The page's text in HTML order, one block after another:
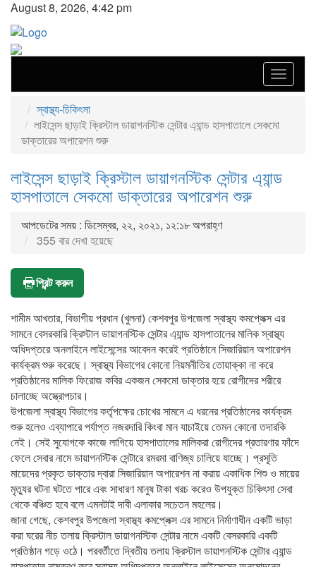
August 8, 2026, 4:42 pm
Toggle
স্বাস্থ্য-চিকিৎসা
লাইসেন্স ছাড়াই ক্রিস্টাল ডায়াগনস্টিক সেন্টার এ্যান্ড হাসপাতালে সেকমো
ডাক্তারের অপারেশন শুরু
লাইসেন্স ছাড়াই ক্রিস্টাল ডায়াগনস্টিক সেন্টার এ্যান্ড
হাসপাতালে সেকমো ডাক্তারের অপারেশন শুরু
আপডেটের সময় : ডিসেম্বর, ২২, ২০২১, ১২:১৮ অপরাহ্ণ
355 বার দেখা হয়েছে
প্রিন্ট করুন
শামীম আখতার, বিভাগীয় প্রধান (খুলনা) কেশবপুর উপজেলা স্বাস্থ্য কমপ্লেক্স এর
সামনে বেসরকারি ক্রিস্টাল ডায়াগনস্টিক সেন্টার এ্যান্ড হাসপাতালের মালিক স্বাস্থ্য
অধিদপ্তরে অনলাইনে লাইসেন্সের আবেদন করেই প্রতিষ্ঠানে সিজারিয়ান অপারেশন
কার্যক্রম শুরু করেছে। স্বাস্থ্য বিভাগের কোনো নিয়মনীতির তোয়াক্কা না করে
প্রতিষ্ঠানের মালিক ফিরোজ কবির একজন সেকমো ডাক্তার হয়ে রোগীদের শরীরে
চালাচ্ছে অস্ত্রোপচার।
উপজেলা স্বাস্থ্য বিভাগের কর্তৃপক্ষের চোখের সামনে এ ধরনের প্রতিষ্ঠানের কার্যক্রম
শুরু হলেও এব্যাপারে পর্যাপ্ত নজরদারি কিংবা মান যাচাইয়ে তেমন কোনো তদারকি
নেই। সেই সুযোগকে কাজে লাগিয়ে হাসপাতালের মালিকরা রোগীদের প্রতারণার ফাঁদে
ফেলে সেবার নামে ডায়াগনস্টিক সেন্টারে রমরমা বাণিজ্য চালিয়ে যাচ্ছে। প্রসূতি
মায়েদের প্রকৃত ডাক্তার দ্বারা সিজারিয়ান অপারেশন না করায় একাধিক শিশু ও মায়ের
মৃত্যুর ঘটনা ঘটতে পারে এবং সাধারণ মানুষ টাকা খরচ করেও উপযুক্ত চিকিৎসা সেবা
থেকে বঞ্চিত হবে বলে এমনটাই দাবী এলাকার সচেতন মহলের।
জানা গেছে, কেশবপুর উপজেলা স্বাস্থ্য কমপ্লেক্স এর সামনে নির্মাণাধীন একটি ভাড়া
করা ঘরের নীচ তলায় ক্রিস্টাল ডায়াগনস্টিক সেন্টার নামে একটি বেসরকারি একটি
প্রতিষ্ঠান গড়ে ওঠে। পরবর্তীতে দ্বিতীয় তলায় ক্রিস্টাল ডায়াগনস্টিক সেন্টার এ্যান্ড